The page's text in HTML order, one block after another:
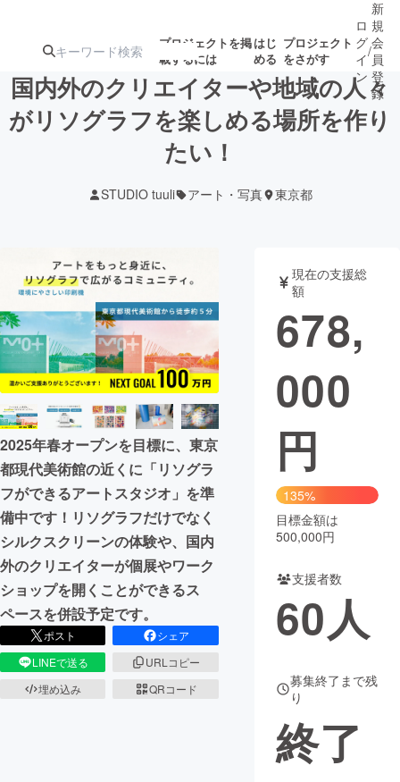
プロジェクトを掲
載するには
はじ
める
プロジェクト
をさがす
注目の新着プロ 募集終了が近いプ
テクノロジー・ガジェット
映像・映画 書籍・雑誌
ビジネス・起業 チャレンジ
まちづくり・地域活性化
CAMPFIRE for Social Good
CAMPFIRE Creation
CAMPFIREふるさと納税machi-ya コミュニティ
ロ
グ
イ
ン
/
新
規
会
員
登
録
国内外のクリエイターや地域の人々
がリソグラフを楽しめる場所を作り
たい！
STUDIO tuuli アート・写真 東京都
2025年春オープンを目標に、東京
都現代美術館の近くに「リソグラ
フができるアートスタジオ」を準
備中です！リソグラフだけでなく
シルクスクリーンの体験や、国内
外のクリエイターが個展やワーク
ショップを開くことができるス
ペースを併設予定です。
ポスト
シェア
LINEで送る
URLコピー
埋め込み
QRコード
現在の支援総
額
678,
000
円
135%
目標金額は
500,000円
支援者数
60人
募集終了まで残
り
終了